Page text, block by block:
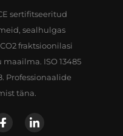
sertifitseeritud
sealhulgas
fraktsioonilasi
ISO 13485
Professionaalide
täna.